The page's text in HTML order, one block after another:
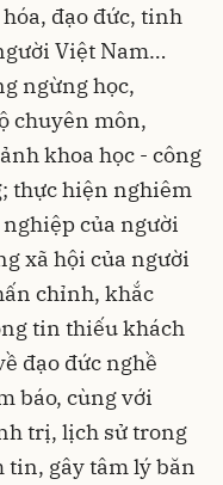
đạo đức, tinh
Việt Nam…
ngừng học,
chuyên môn,
khoa học - công
thực hiện nghiêm
của người
xã hội của người
chỉnh, khắc
tin thiếu khách
đạo đức nghề
báo, cùng với
trị, lịch sử trong
gây tâm lý băn